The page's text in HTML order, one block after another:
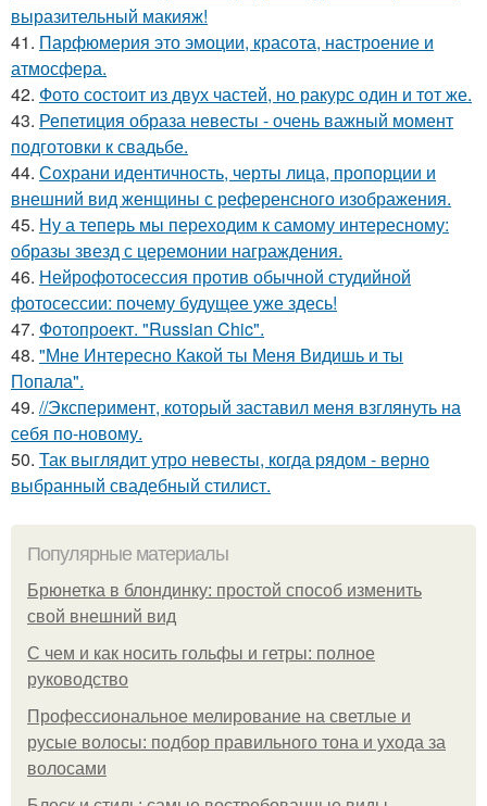
выразительный макияж!
41. Парфюмерия это эмоции, красота, настроение и
атмосфера.
42. Фото состоит из двух частей, но ракурс один и тот же.
43. Репетиция образа невесты - очень важный момент
подготовки к свадьбе.
44. Сохрани идентичность, черты лица, пропорции и
внешний вид женщины с референсного изображения.
45. Ну а теперь мы переходим к самому интересному:
образы звезд с церемонии награждения.
46. Нейрофотосессия против обычной студийной
фотосессии: почему будущее уже здесь!
47. Фотопроект. "Russian Chic".
48. "Мне Интересно Какой ты Меня Видишь и ты
Попала".
49. //Эксперимент, который заставил меня взглянуть на
себя по-новому.
50. Так выглядит утро невесты, когда рядом - верно
выбранный свадебный стилист.
Популярные материалы
Брюнетка в блондинку: простой способ изменить
свой внешний вид
С чем и как носить гольфы и гетры: полное
руководство
Профессиональное мелирование на светлые и
русые волосы: подбор правильного тона и ухода за
волосами